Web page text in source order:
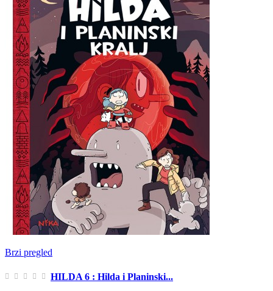
Brzi pregled
HILDA 6 : Hilda i Planinski...